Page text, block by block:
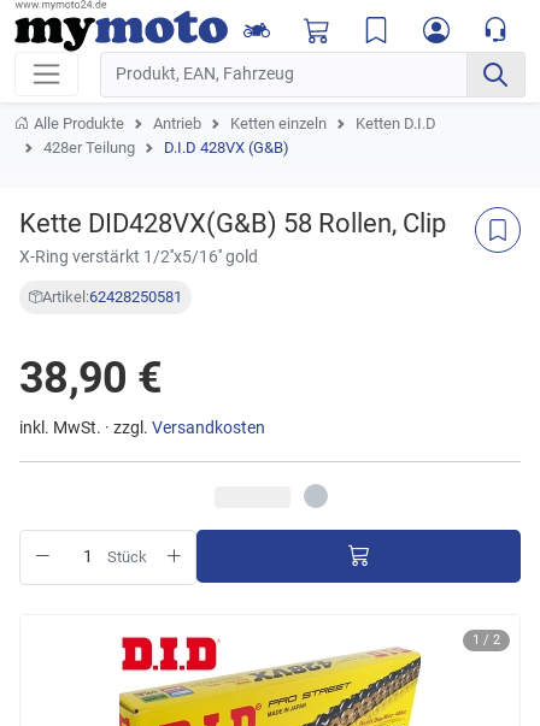
Alle Produkte Antrieb Ketten einzeln
Ketten D.I.D
428er Teilung
D.I.D 428VX (G&B)
Kette DID428VX(G&B) 58 Rollen, Clip
X-Ring verstärkt 1/2''x5/16'' gold
Artikel:62428250581
1 / 2
38,90 €
inkl. MwSt. · zzgl. Versandkosten
Stück